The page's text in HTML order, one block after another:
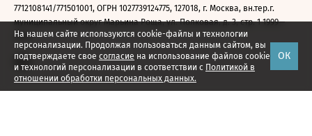
На нашем сайте используются cookie-файлы и технологии
персонализации. Продолжая пользоваться данным сайтом, вы
подтверждаете свое согласие на использование файлов cookie
и технологий персонализации в соответствии с Политикой в
отношении обработки персональных данных.
ОК
7712108141/771501001, ОГРН 1027739124775, 127018, г. Москва, вн.тер.г.
муниципальный округ Марьина Роща, ул. Полковая, д. 3, стр. 1 1999—
2026